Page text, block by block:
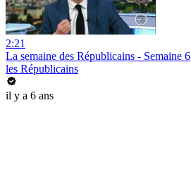
2:21
La semaine des Républicains - Semaine 6
les Républicains
il y a 6 ans